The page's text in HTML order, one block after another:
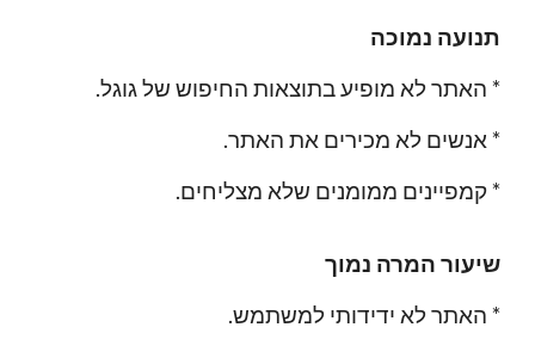
תנועה נמוכה
.האתר לא מופיע בתוצאות החיפוש של גוגל *
.אנשים לא מכירים את האתר *
.קמפיינים ממומנים שלא מצליחים *
שיעור המרה נמוך
.האתר לא ידידותי למשתמש *